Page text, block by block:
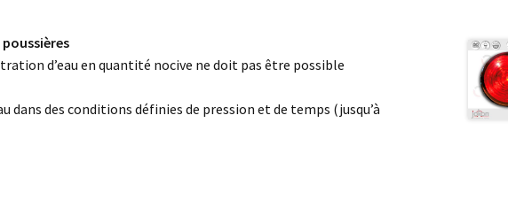
poussières
d’eau en quantité nocive ne doit pas être possible
dans des conditions définies de pression et de temps (jusqu’à